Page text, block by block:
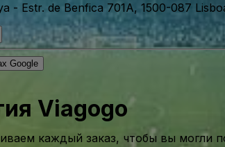
- Estr. de Benfica 701A, 1500-087
Google
Viagogo
каждый заказ, чтобы вы могли